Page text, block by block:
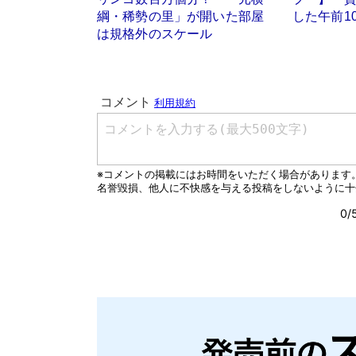
綱・稀勢の里」が開いた部屋
は規格外のスケール
した午前